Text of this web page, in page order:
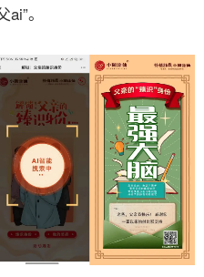
。